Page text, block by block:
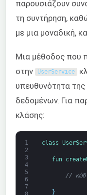
παρουσιάζουν
τη συντήρηση,
με μια μοναδική,
Μια μέθοδος που
στην
UserService
υπευθυνότητα της
δεδομένων. Για
κλάσης:
1
2
3
4
5
6
7
class
fun
//
}